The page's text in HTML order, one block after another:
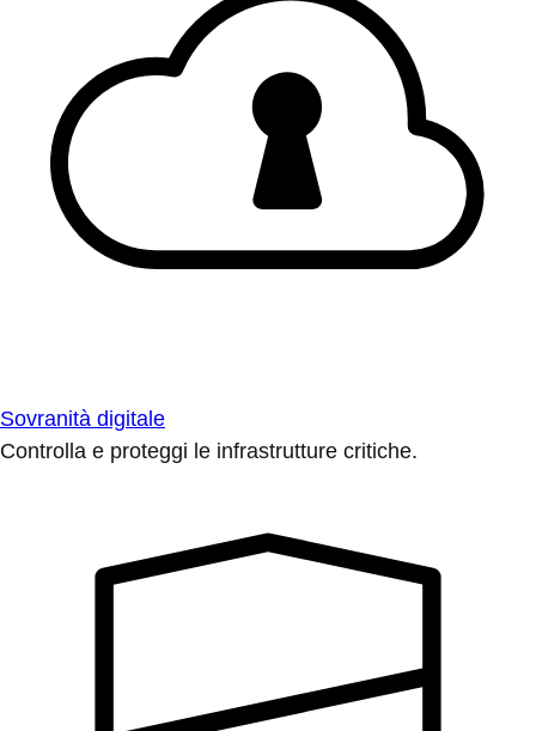
Sovranità digitale
Controlla e proteggi le infrastrutture critiche.